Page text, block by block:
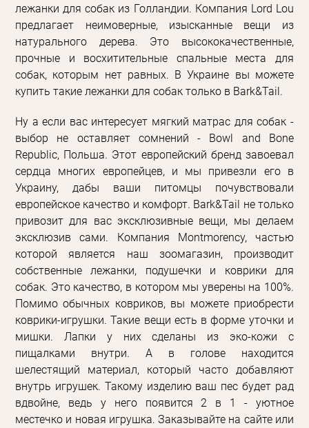
лежанки для собак из Голландии. Компания Lord Lou
предлагает неимоверные, изысканные вещи из
натурального дерева. Это высококачественные,
прочные и восхитительные спальные места для
собак, которым нет равных. В Украине вы можете
купить такие лежанки для собак только в Bark&Tail.
Ну а если вас интересует мягкий матрас для собак -
выбор не оставляет сомнений - Bowl and Bone
Republic, Польша. Этот европейский бренд завоевал
сердца многих европейцев, и мы привезли его в
Украину, дабы ваши питомцы почувствовали
европейское качество и комфорт. Bark&Tail не только
привозит для вас эксклюзивные вещи, мы делаем
эксклюзив сами. Компания Montmorency, частью
которой является наш зоомагазин, производит
собственные лежанки, подушечки и коврики для
собак. Это качество, в котором мы уверены на 100%.
Помимо обычных ковриков, вы можете приобрести
коврики-игрушки. Такие вещи есть в форме уточки и
мишки. Лапки у них сделаны из эко-кожи с
пищалками внутри. А в голове находится
шелестящий материал, который часто добавляют
внутрь игрушек. Такому изделию ваш пес будет рад
вдвойне, ведь у него появится 2 в 1 - уютное
местечко и новая игрушка. Заказывайте на сайте или